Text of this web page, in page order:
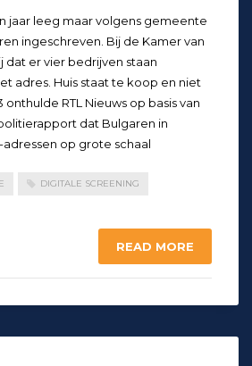
jaar leeg maar volgens gemeente
ingeschreven. Bij de Kamer van
dat er vier bedrijven staan
adres. Huis staat te koop en niet
onthulde RTL Nieuws op basis van
dat Bulgaren in
op grote schaal
DIGITALE SCREENING
READ MORE